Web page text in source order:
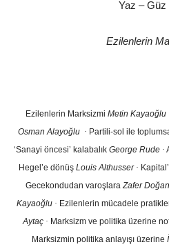
Yaz – Güz
Ezilenlerin
Ezilenlerin Marksizmi Metin Kayaoğlu
Osman Alayoğlu · Partili-sol ile
‘Sanayi öncesi’ kalabalık George Rude ·
Hegel’e dönüş Louis Althusser ·
Gecekondudan varoşlaraZafer Doğan
Kayaoğlu · Ezilenlerin mücadele
Aytaç · Marksizm ve politika üzerine
Marksizmin politika anlayışı üzerine